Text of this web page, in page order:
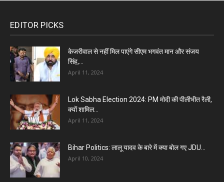
EDITOR PICKS
केजरीवाल से नहीं मिल पाएंगे सीएम भगवंत मान और संजय
सिंह,...
April 11, 2024
Lok Sabha Election 2024: PM मोदी की पीलीभीत रैली,
क्यों शामिल...
April 11, 2024
Bihar Politics: लालू यादव के बारे में क्या बोल गए JDU...
April 10, 2024